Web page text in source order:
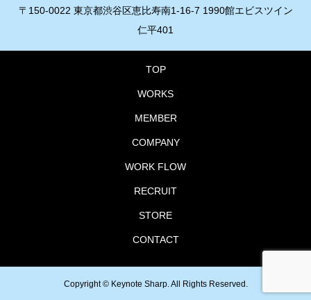
〒150-0022 東京都渋谷区恵比寿南1-16-7 1990館エビスツイン
仁平401
TOP
WORKS
MEMBER
COMPANY
WORK FLOW
RECRUIT
STORE
CONTACT
Copyright ©Keynote Sharp. All Rights Reserved.